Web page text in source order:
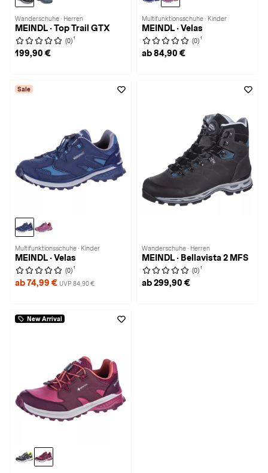
Wanderschuhe · Herren
MEINDL · Top Trail GTX
(0) 1
199,90 €
Multifunktionsschuhe · Kinder
MEINDL · Velas
(0) 1
ab 84,90 €
Sale
Multifunktionsschuhe · Kinder
MEINDL · Velas
(0) 1
ab 74,99 € UVP 84,90 €
Wanderschuhe · Herren
MEINDL · Bellavista 2 MFS
(0) 1
ab 299,90 €
New Arrival